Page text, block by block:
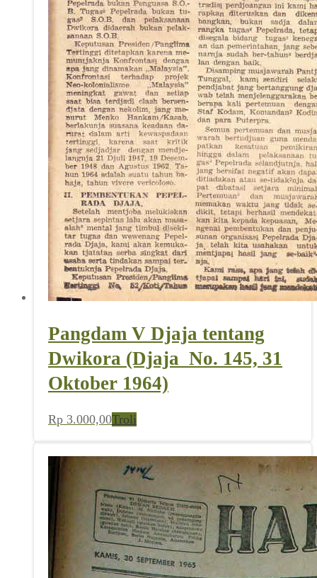
Pangdam V Djaja tentang
Dwikora (Djaja_No. 145, 31
Oktober 1964)
Rp 3.000,00Troli